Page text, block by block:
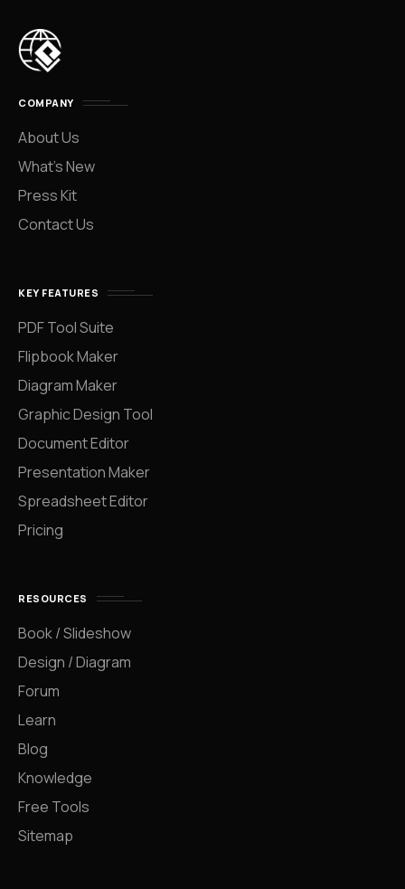
COMPANY
About Us
What’s New
Press Kit
Contact Us
KEY FEATURES
PDF Tool Suite
Flipbook Maker
Diagram Maker
Graphic Design Tool
Document Editor
Presentation Maker
Spreadsheet Editor
Pricing
RESOURCES
Book / Slideshow
Design / Diagram
Forum
Learn
Blog
Knowledge
Free Tools
Sitemap